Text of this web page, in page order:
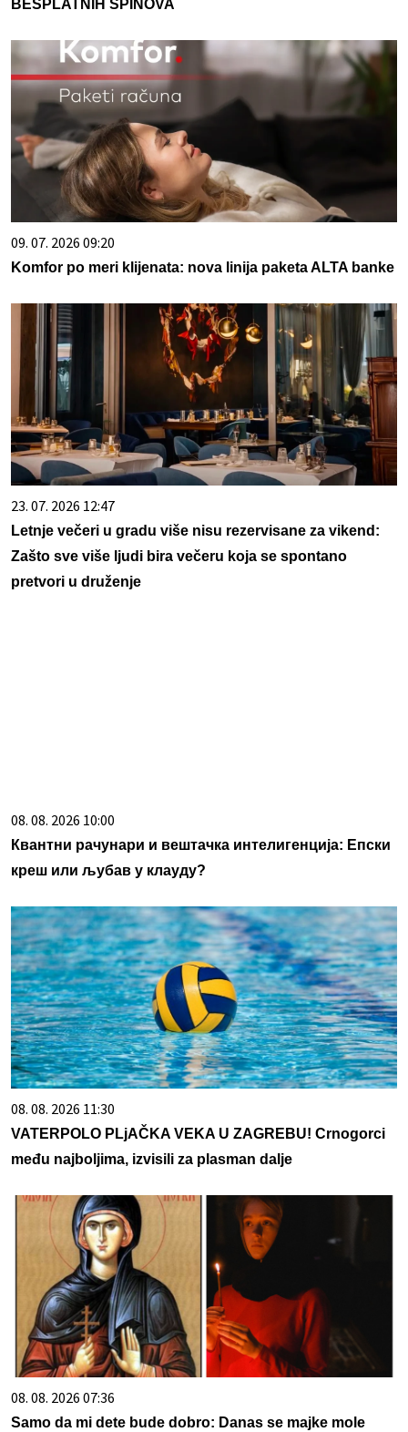
BESPLATNIH SPINOVA
09. 07. 2026 09:20
Komfor po meri klijenata: nova linija paketa ALTA banke
23. 07. 2026 12:47
Letnje večeri u gradu više nisu rezervisane za vikend:
Zašto sve više ljudi bira večeru koja se spontano
pretvori u druženje
08. 08. 2026 10:00
Квантни рачунари и вештачка интелигенција: Епски
креш или љубав у клауду?
08. 08. 2026 11:30
VATERPOLO PLjAČKA VEKA U ZAGREBU! Crnogorci
među najboljima, izvisili za plasman dalje
08. 08. 2026 07:36
Samo da mi dete bude dobro: Danas se majke mole